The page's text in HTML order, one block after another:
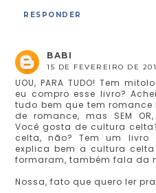
RESPONDER
BABI
15 DE FEVEREIRO DE
UOU, PARA TUDO! Tem
eu compro esse livro?
tudo bem que tem
de romance, mas SEM OR,
Você gosta de cultura
celta, não? Tem um livro
explica bem a cultura
formaram, também fala da
Nossa, fato que quero ler